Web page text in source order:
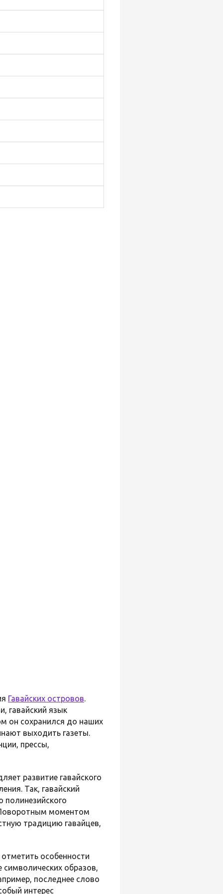
Гавайских островов.
гавайский язык
он сохранился до наших
выходить газеты.
прессы,
развитие гавайского
Так, гавайский
полинезийского
Поворотным моментом
традицию гавайцев,
особенности
символических образов,
последнее слово
интерес